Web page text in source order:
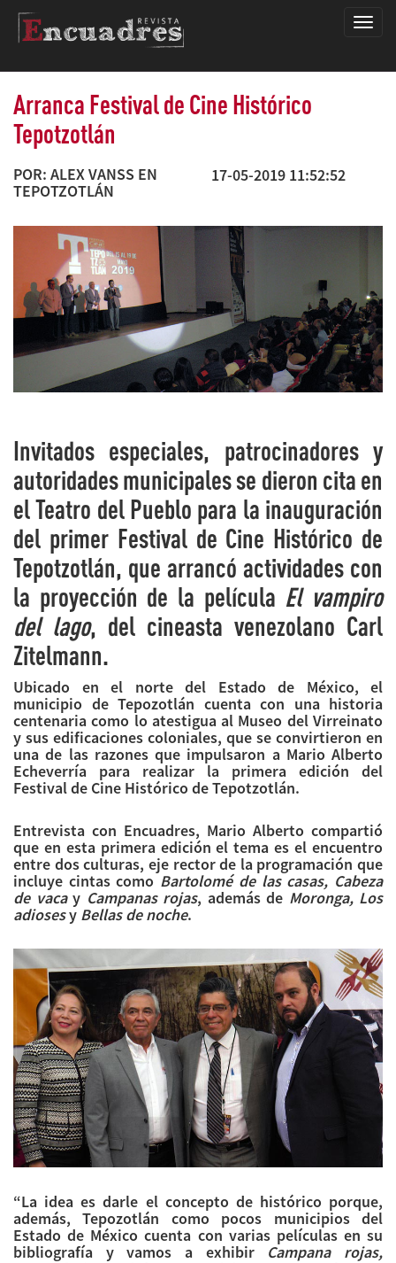
Arranca Festival de Cine Histórico
Tepotzotlán
POR: ALEX VANSS EN
TEPOTZOTLÁN
17-05-2019 11:52:52
Invitados especiales, patrocinadores y
autoridades municipales se dieron cita en
el Teatro del Pueblo para la inauguración
del primer Festival de Cine Histórico de
Tepotzotlán, que arrancó actividades con
la proyección de la película El vampiro
del lago, del cineasta venezolano Carl
Zitelmann.
Ubicado en el norte del Estado de México, el
municipio de Tepozotlán cuenta con una historia
centenaria como lo atestigua al Museo del Virreinato
y sus edificaciones coloniales, que se convirtieron en
una de las razones que impulsaron a Mario Alberto
Echeverría para realizar la primera edición del
Festival de Cine Histórico de Tepotzotlán.
Entrevista con Encuadres, Mario Alberto compartió
que en esta primera edición el tema es el encuentro
entre dos culturas, eje rector de la programación que
incluye cintas como Bartolomé de las casas, Cabeza
de vaca y Campanas rojas, además de Moronga, Los
adiosesy Bellas de noche.
“La idea es darle el concepto de histórico porque,
además, Tepozotlán como pocos municipios del
Estado de México cuenta con varias películas en su
bibliografía y vamos a exhibir Campana rojas,